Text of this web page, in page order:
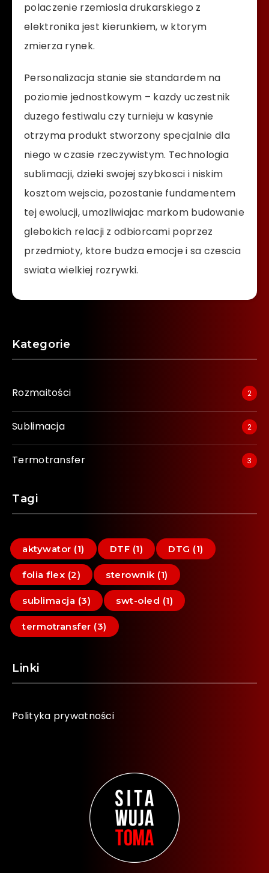
polaczenie rzemiosla drukarskiego z
elektronika jest kierunkiem, w ktorym
zmierza rynek.
Personalizacja stanie sie standardem na
poziomie jednostkowym – kazdy uczestnik
duzego festiwalu czy turnieju w kasynie
otrzyma produkt stworzony specjalnie dla
niego w czasie rzeczywistym. Technologia
sublimacji, dzieki swojej szybkosci i niskim
kosztom wejscia, pozostanie fundamentem
tej ewolucji, umozliwiajac markom budowanie
glebokich relacji z odbiorcami poprzez
przedmioty, ktore budza emocje i sa czescia
swiata wielkiej rozrywki.
Kategorie
Rozmaitości 2
Sublimacja 2
Termotransfer 3
Tagi
aktywator (1) DTF (1) DTG (1)
folia flex (2) sterownik (1)
sublimacja (3) swt-oled (1)
termotransfer (3)
Linki
Polityka prywatności